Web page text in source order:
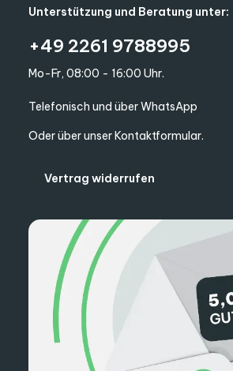
Unterstützung und Beratung unter:
+49 2261 9788995
Mo-Fr, 08:00 - 16:00 Uhr.
Telefonisch und über WhatsApp
Oder über unserKontaktformular.
Vertrag widerrufen